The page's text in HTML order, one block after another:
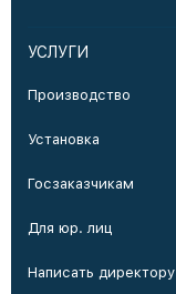
УСЛУГИ
Производство
Установка
Госзаказчикам
Для юр. лиц
Написать директору